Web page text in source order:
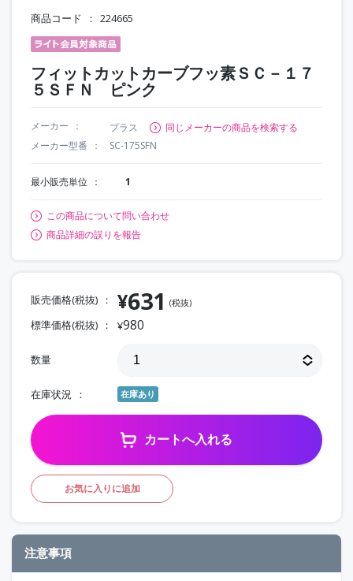
商品コード 224665
フィットカットカーブフッ素ＳＣ－１７
５ＳＦＮ ピンク
メーカー プラス
同じメーカーの商品を検索する
メーカー型番
SC-175SFN
最小販売単位 1
この商品について問い合わせ
商品詳細の誤りを報告
販売価格(税抜) ¥631 (税抜)
標準価格(税抜) ¥980
数量
在庫状況 在庫あり
カートへ入れる
お気に入りに追加
注意事項